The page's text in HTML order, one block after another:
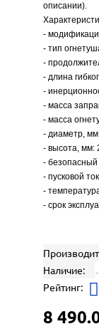
описании).
-
- тип
-
- длина
-
- масса
- масса
- диаметр,
- высота, мм:
- безопасный
- пусковой
-
- срок
Наличие:
Рейтинг:
8